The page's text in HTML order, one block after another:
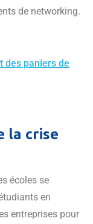
de networking.
des paniers de
la crise
écoles se
en
entreprises pour